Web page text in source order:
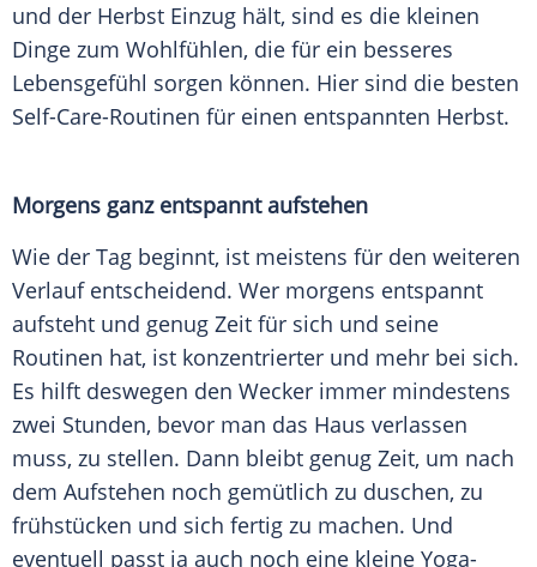
und der Herbst Einzug hält, sind es die kleinen
Dinge zum Wohlfühlen, die für ein besseres
Lebensgefühl sorgen können. Hier sind die besten
Self-Care-Routinen für einen entspannten Herbst.
Morgens ganz entspannt aufstehen
Wie der Tag beginnt, ist meistens für den weiteren
Verlaufentscheidend. Wer morgens entspannt
aufsteht und genug Zeit für sich und seine
Routinen hat, ist konzentrierter und mehr bei sich.
Es hilft deswegen den Wecker immer mindestens
zwei Stunden, bevor man das Haus verlassen
muss, zu stellen. Dann bleibt genug Zeit, um nach
dem Aufstehen noch gemütlich zu duschen, zu
frühstücken und sich fertig zu machen. Und
eventuell passt ja auch noch eine kleine Yoga-